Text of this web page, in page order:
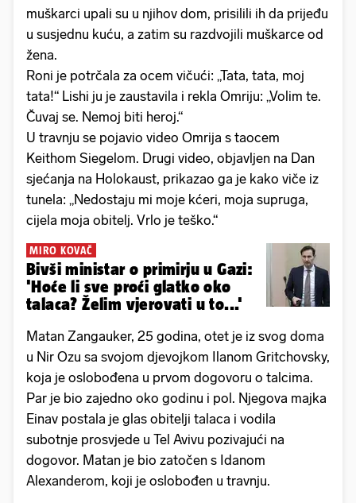
muškarci upali su u njihov dom, prisilili ih da prijeđu
u susjednu kuću, a zatim su razdvojili muškarce od
žena.
Roni je potrčala za ocem vičući: „Tata, tata, moj
tata!“ Lishi ju je zaustavila i rekla Omriju: „Volim te.
Čuvaj se. Nemoj biti heroj.“
U travnju se pojavio video Omrija s taocem
Keithom Siegelom. Drugi video, objavljen na Dan
sjećanja na Holokaust, prikazao ga je kako viče iz
tunela: „Nedostaju mi moje kćeri, moja supruga,
cijela moja obitelj. Vrlo je teško.“
MIRO KOVAČ
Bivši ministar o primirju u Gazi:
'Hoće li sve proći glatko oko
talaca? Želim vjerovati u to...'
Matan Zangauker, 25 godina, otet je iz svog doma
u Nir Ozu sa svojom djevojkom Ilanom Gritchovsky,
koja je oslobođena u prvom dogovoru o talcima.
Par je bio zajedno oko godinu i pol. Njegova majka
Einav postala je glas obitelji talaca i vodila
subotnje prosvjede u Tel Avivu pozivajući na
dogovor. Matan je bio zatočen s Idanom
Alexanderom, koji je oslobođen u travnju.